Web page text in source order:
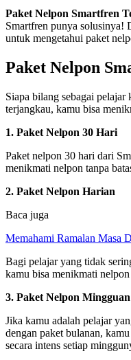
Paket Nelpon Smartfren
Smartfren punya solusinya!
untuk mengetahui paket
Paket Nelpon
Siapa bilang sebagai
terjangkau, kamu bisa
1. Paket Nelpon 30 Hari
Paket nelpon 30 hari dari
menikmati nelpon tanpa
2. Paket Nelpon Harian
Baca juga
Memahami Ramalan Masa
Bagi pelajar yang tidak
kamu bisa menikmati
3. Paket Nelpon Mingguan
Jika kamu adalah pelajar
dengan paket bulanan,
secara intens setiap